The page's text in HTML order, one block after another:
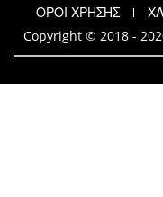
ΟΡΟΙ ΧΡΗΣΗΣ
Copyright © 2018 -